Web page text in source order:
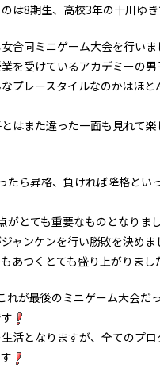
は8期生、高校3年の十川ゆき
合同ミニゲーム大会を行いま
を受けているアカデミーの男
プレースタイルなのかはほと
はまた違った一面も見れて
たら昇格、負ければ降格とい
がとても重要なものとなりまし
ャンケンを行い勝敗を決めま
あつくとても盛り上がりまし
れが最後のミニゲーム大会だ
活となりますが、全てのプロ